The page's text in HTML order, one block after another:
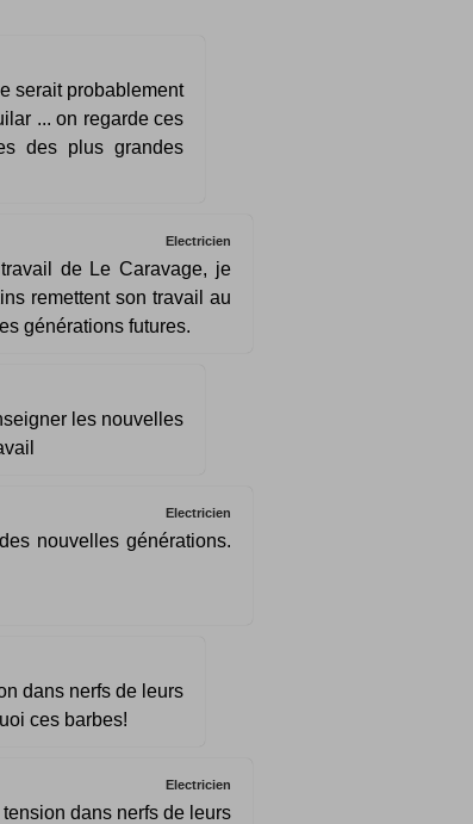
serait probablement
... on regarde ces
des plus grandes
Electricien
de Le Caravage, je
remettent son travail au
générations futures.
les nouvelles
Electricien
nouvelles générations.
dans nerfs de leurs
ces barbes!
Electricien
dans nerfs de leurs